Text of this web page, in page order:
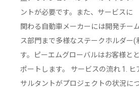
ントが必要です。また、サービスに
関わる自動車メーカーには開発チー
ス部門まで多様なステークホルダー(
す。ピーエムグローバルはお客様と
ポートします。 サービスの流れ 1.
サルタントがプロジェクトの状況に